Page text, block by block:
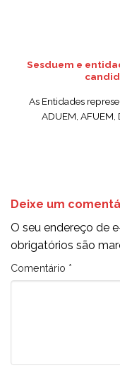
Sesduem e
As Entidades
ADUEM, AFUEM,
Deixe um
O seu endereço de
obrigatórios são
Comentário *